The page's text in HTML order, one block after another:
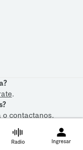
.
ocontactanos.
Radio Ingresar